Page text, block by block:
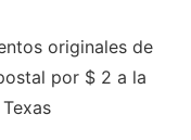
originales de
por $ 2 a la